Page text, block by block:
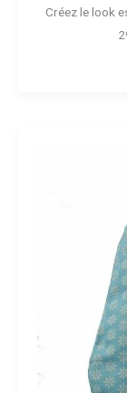
Créez le look